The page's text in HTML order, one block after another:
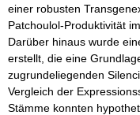
einer robusten
Patchoulol-Produktivität
Darüber hinaus wurde
erstellt, die eine
zugrundeliegenden
Vergleich der
Stämme konnten